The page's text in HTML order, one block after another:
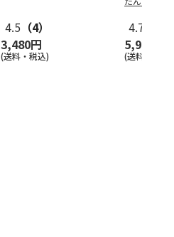
4.5 （4）
3,480円
(送料・税込)
4.7
5,980円
(送料・税込)